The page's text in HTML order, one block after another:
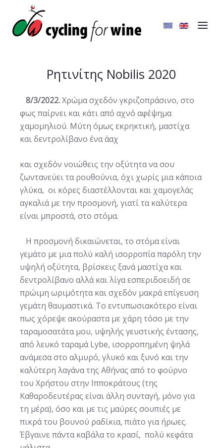
Ρητινίτης Nobilis 2020
8/3/2022.Χρώμα σχεδόν γκριζοπράσινο, στο
φως παίρνει και κάτι από αχνό αφέψημα
χαμομηλιού. Μύτη όμως εκρηκτική, μαστίχα
και δεντρολίβανο ένα άαχ
και σχεδόν νοιώθεις την οξύτητα να σου
ζωντανεύει τα ρουθούνια, όχι χωρίς μια κάποια
γλύκα, οι κόρες διαστέλλονται και χαμογελάς
αγκαλιά με την προσμονή, γιατί τα καλύτερα
είναι μπροστά, στο στόμα.
Η προσμονή δικαιώνεται, το στόμα είναι
γεμάτο με μια πολύ καλή ισορροπία παρόλη την
υψηλή οξύτητα, βρίσκεις ξανά μαστίχα και
δεντρολίβανο αλλά και λίγα εσπεριδοειδή σε
πρώιμη ωριμότητα και σχεδόν μακρά επίγευση
γεμάτη θαυμαστικά. Το εντυπωσιακότερο είναι
πως χόρεψε ακούραστα με χάρη τόσο με την
ταραμοσατάτα μου, υψηλής γευστικής έντασης,
από λευκό ταραμά Lybe, ισορροπημένη ψηλά
ανάμεσα στο αλμυρό, γλυκό και ξυνό και την
καλύτερη λαγάνα της Αθήνας από το φούρνο
του Χρήστου στην Ιπποκράτους (της
Καθαροδευτέρας είναι άλλη συνταγή, μόνο για
τη μέρα), όσο και με τις μαύρες σουπιές με
πικρά του βουνού ραδίκια, πιάτο για ήρωες.
Έβγαινε πάντα καβάλα το κρασί, πολύ κεφάτα